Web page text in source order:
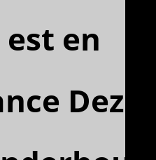
est en
Deze